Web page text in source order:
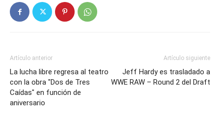
Artículo anterior
La lucha libre regresa al teatro
con la obra "Dos de Tres
Caídas" en función de
aniversario
Artículo siguiente
Jeff Hardy es trasladado a
WWE RAW – Round 2 del Draft